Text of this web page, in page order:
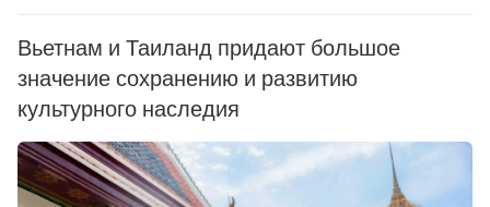
Вьетнам и Таиланд придают большое
значение сохранению и развитию
культурного наследия